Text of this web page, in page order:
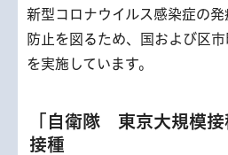
新型コロナウイルス感染症の
防止を図るため、国および区
を実施しています。
「自衛隊 東京大規模
接種